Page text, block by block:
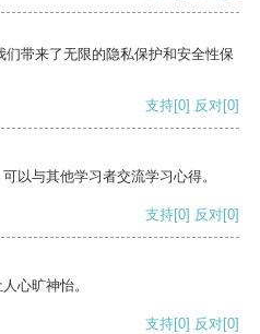
带来了无限的隐私保护和安全性保
支持[0] 反对[0]
以与其他学习者交流学习心得。
支持[0] 反对[0]
心旷神怡。
支持[0] 反对[0]